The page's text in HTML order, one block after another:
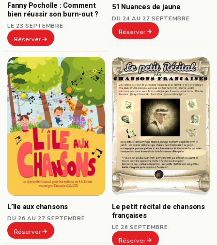
Fanny Pocholle : Comment
bien réussir son burn-out ?
LE 23 SEPTEMBRE
Réserver
51 Nuances de jaune
DU 24 AU 27 SEPTEMBRE
Réserver
L’île aux chansons
DU 26 AU 27 SEPTEMBRE
Réserver
Le petit récital de chansons
françaises
LE 26 SEPTEMBRE
Réserver